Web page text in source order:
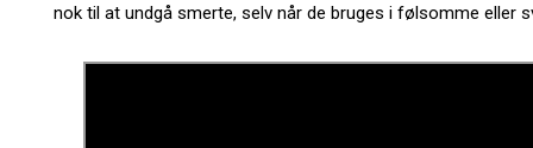
nok til at undgå smerte, selv når de bruges i følsomme eller